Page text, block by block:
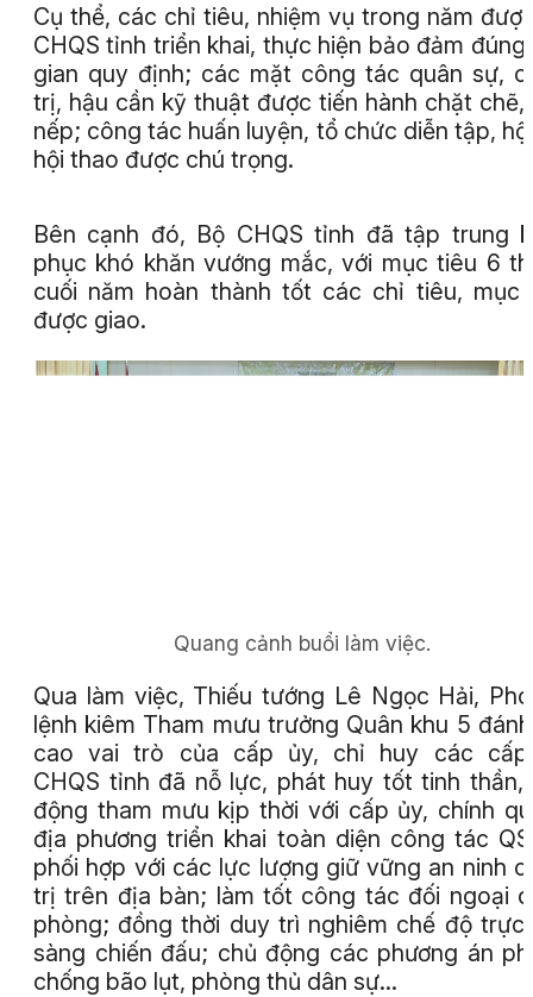
Cụ thể, các chỉ tiêu, nhiệm vụ trong năm
CHQS tỉnh triển khai, thực hiện bảo đảm đúng
gian quy định; các mặt công tác quân sự,
trị, hậu cần kỹ thuật được tiến hành chặt chẽ,
nếp; công tác huấn luyện, tổ chức diễn tập,
hội thao được chú trọng.
Bên cạnh đó, Bộ CHQS tỉnh đã tập trung
phục khó khăn vướng mắc, với mục tiêu 6
cuối năm hoàn thành tốt các chỉ tiêu, mục
được giao.
Quang cảnh buổi làm việc.
Qua làm việc, Thiếu tướng Lê Ngọc Hải,
lệnh kiêm Tham mưu trưởng Quân khu 5
cao vai trò của cấp ủy, chỉ huy các
CHQS tỉnh đã nỗ lực, phát huy tốt tinh thần,
động tham mưu kịp thời với cấp ủy, chính
địa phương triển khai toàn diện công tác
phối hợp với các lực lượng giữ vững an ninh
trị trên địa bàn; làm tốt công tác đối ngoại
phòng; đồng thời duy trì nghiêm chế độ trực
sàng chiến đấu; chủ động các phương án
chống bão lụt, phòng thủ dân sự…